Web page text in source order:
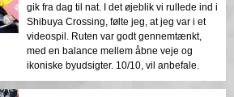
gik fra dag til nat. I det øjeblik vi rullede ind i
Shibuya Crossing, følte jeg, at jeg var i et
videospil. Ruten var godt gennemtænkt,
med en balance mellem åbne veje og
ikoniske byudsigter. 10/10, vil anbefale.